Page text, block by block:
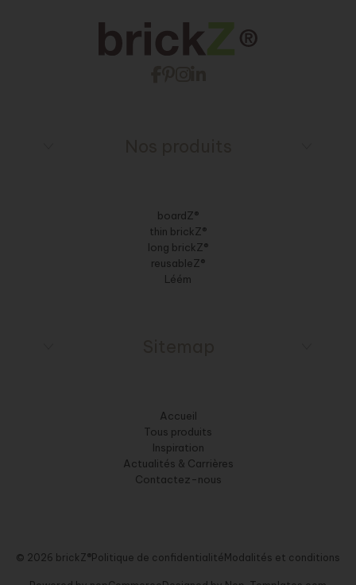
boardZ®
thin brickZ®
long brickZ®
reusableZ®
Léém
Accueil
Tous produits
Inspiration
Actualités & Carrières
Contactez-nous
© 2026 brickZ®Politique de confidentialitéModalités et conditions